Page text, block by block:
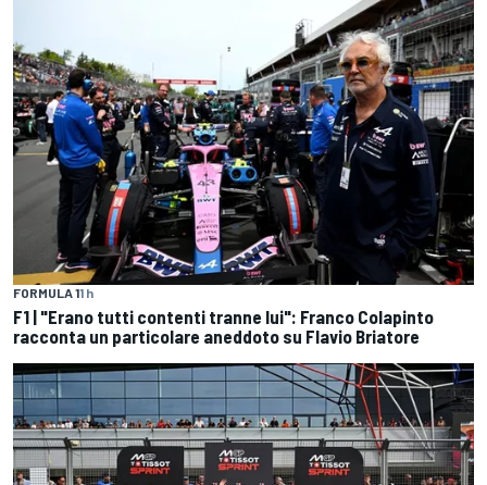
FORMULA 11 h
F1 | "Erano tutti contenti tranne lui": Franco Colapinto
racconta un particolare aneddoto su Flavio Briatore